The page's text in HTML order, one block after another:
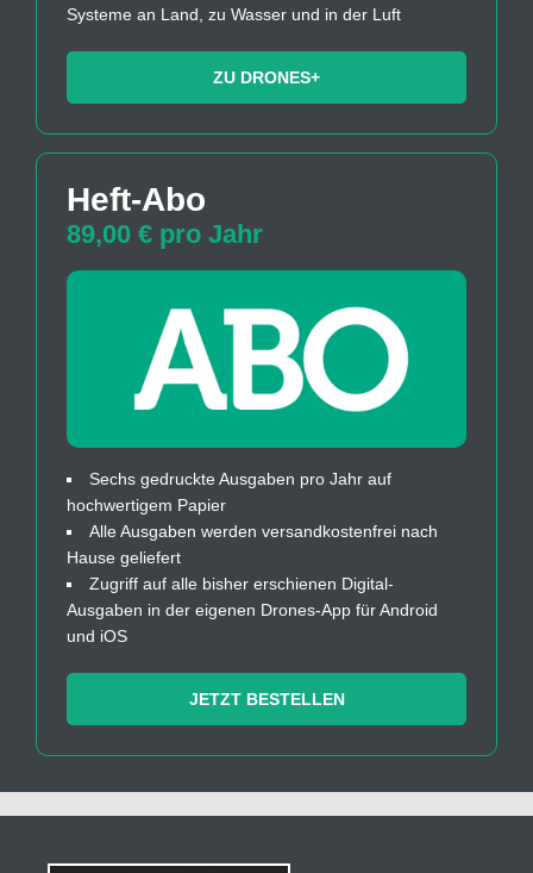
Systeme an Land, zu Wasser und in der Luft
ZU DRONES+
Heft-Abo
89,00 € pro Jahr
Sechs gedruckte Ausgaben pro Jahr auf
hochwertigem Papier
Alle Ausgaben werden versandkostenfrei nach
Hause geliefert
Zugriff auf alle bisher erschienen Digital-
Ausgaben in der eigenen Drones-App für Android
und iOS
JETZT BESTELLEN